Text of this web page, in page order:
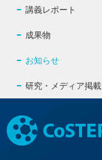
講義レポート
成果物
お知らせ
研究・メディア掲載